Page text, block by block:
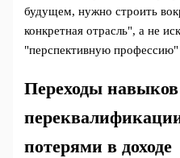
будущем, нужно строить
конкретная отрасль", а не
"перспективную профессию"
Переходы
потерями в доходе